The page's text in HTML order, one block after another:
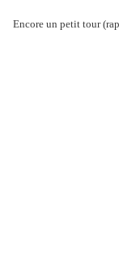
Encore un petit tour